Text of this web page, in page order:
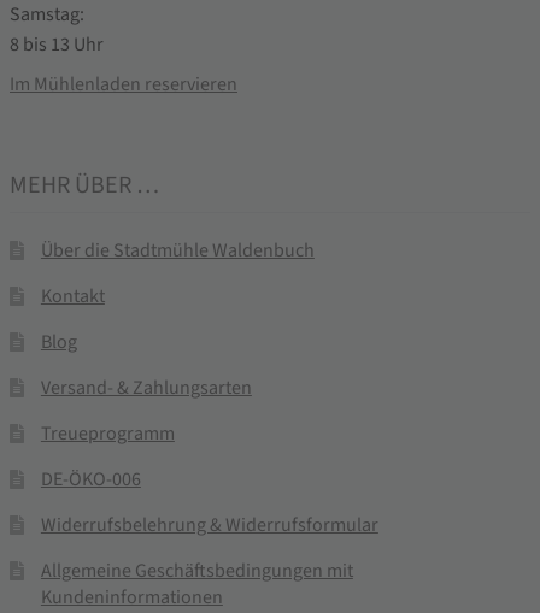
Samstag:
8 bis 13 Uhr
Im Mühlenladen reservieren
MEHR ÜBER …
Über die Stadtmühle Waldenbuch
Kontakt
Blog
Versand- & Zahlungsarten
Treueprogramm
DE-ÖKO-006
Widerrufsbelehrung & Widerrufsformular
Allgemeine Geschäftsbedingungen mit
Kundeninformationen